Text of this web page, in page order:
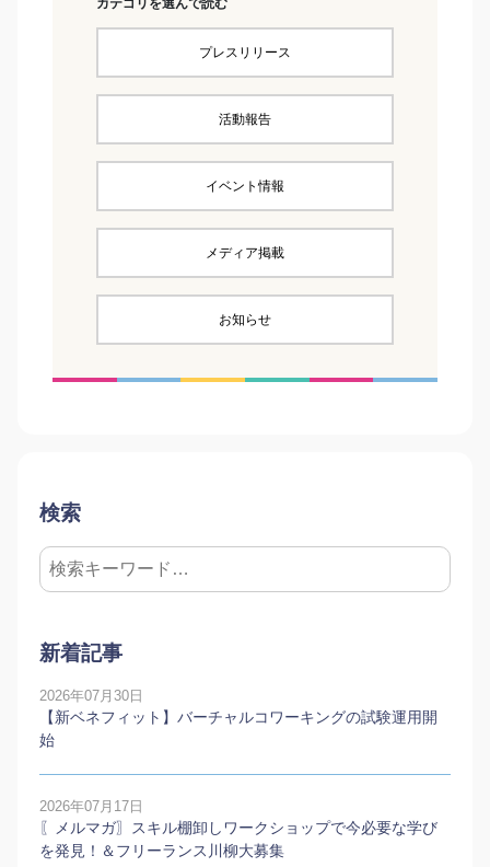
カテゴリを選んで読む
プレスリリース
活動報告
イベント情報
メディア掲載
お知らせ
検索
新着記事
2026年07月30日
【新ベネフィット】バーチャルコワーキングの試験運用開
始
2026年07月17日
〖メルマガ〗スキル棚卸しワークショップで今必要な学び
を発見！＆フリーランス川柳大募集